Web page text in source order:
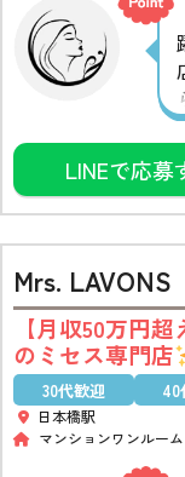
LINEで応募
Mrs.
【月収50万円
のミセス専門店
30代歓迎 40
日本橋駅
マンションワンルーム